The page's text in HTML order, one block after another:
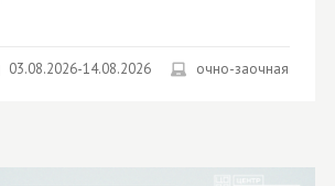
03.08.2026-14.08.2026 очно-заочная